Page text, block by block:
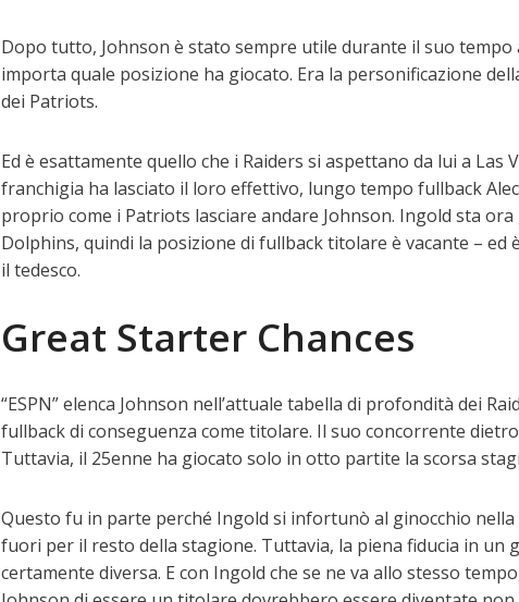
Dopo tutto, Johnson è stato sempre utile durante il suo tempo
importa quale posizione ha giocato. Era la personificazione
dei Patriots.
Ed è esattamente quello che i Raiders si aspettano da lui a Las
franchigia ha lasciato il loro effettivo, lungo tempo fullback
proprio come i Patriots lasciare andare Johnson. Ingold sta
Dolphins, quindi la posizione di fullback titolare è vacante – ed
il tedesco.
Great Starter Chances
“ESPN” elenca Johnson nell’attuale tabella di profondità dei
fullback di conseguenza come titolare. Il suo concorrente
Tuttavia, il 25enne ha giocato solo in otto partite la scorsa
Questo fu in parte perché Ingold si infortunò al ginocchio nella
fuori per il resto della stagione. Tuttavia, la piena fiducia in un
certamente diversa. E con Ingold che se ne va allo stesso